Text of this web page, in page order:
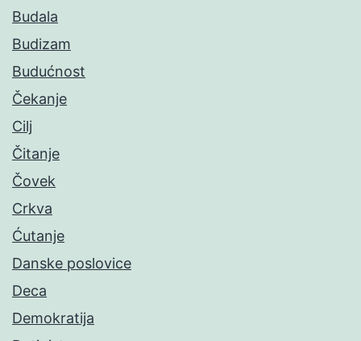
Budala
Budizam
Budućnost
Čekanje
Cilj
Čitanje
Čovek
Crkva
Ćutanje
Danske poslovice
Deca
Demokratija